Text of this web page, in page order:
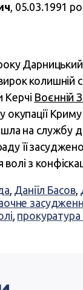
, 05.03.1991
колишній
Керчі Воєнній
окупації
на службу
її
з
, Даніїл Басов,
,